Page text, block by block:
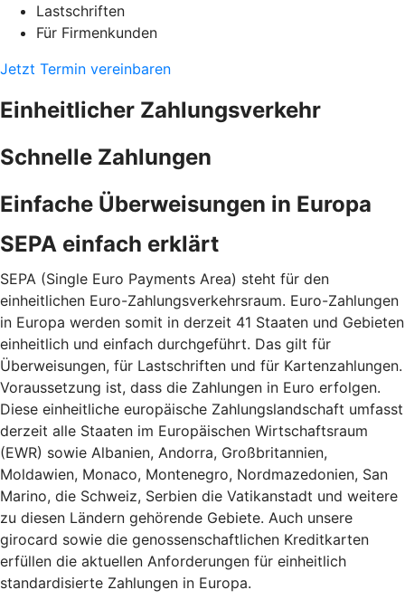
Lastschriften
Für Firmenkunden
Jetzt Termin vereinbaren
Einheitlicher Zahlungsverkehr
Schnelle Zahlungen
Einfache Überweisungen in Europa
SEPA einfach erklärt
SEPA (Single Euro Payments Area) steht für den
einheitlichen Euro-Zahlungsverkehrsraum. Euro-Zahlungen
in Europa werden somit in derzeit 41 Staaten und Gebieten
einheitlich und einfach durchgeführt. Das gilt für
Überweisungen, für Lastschriften und für Kartenzahlungen.
Voraussetzung ist, dass die Zahlungen in Euro erfolgen.
Diese einheitliche europäische Zahlungslandschaft umfasst
derzeit alle Staaten im Europäischen Wirtschaftsraum
(EWR) sowie Albanien, Andorra, Großbritannien,
Moldawien, Monaco, Montenegro, Nordmazedonien, San
Marino, die Schweiz, Serbien die Vatikanstadt und weitere
zu diesen Ländern gehörende Gebiete. Auch unsere
girocard sowie die genossenschaftlichen Kreditkarten
erfüllen die aktuellen Anforderungen für einheitlich
standardisierte Zahlungen in Europa.